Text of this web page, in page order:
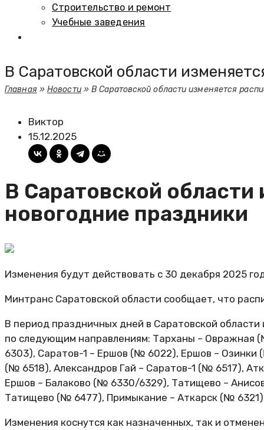
Строительство и ремонт
Учебные заведения
В Саратовской области
Главная»Новости»В Саратовской области изменяется
Виктор
15.12.2025
В Саратовской области
новогодние праздники
Изменения будут действовать с 30 декабря 2025
Минтранс Саратовской области сообщает, что
В период праздничных дней в Саратовской
по следующим направлениям: Тарханы –
6303), Саратов-1 – Ершов (№ 6022), Ершов –
(№ 6518), Александров Гай – Саратов-1 (№ 6517),
Ершов – Балаково (№ 6330/6329), Татищево –
Татищево (№ 6477), Примыкание – Аткарск (№
Изменения коснутся как назначенных, так и